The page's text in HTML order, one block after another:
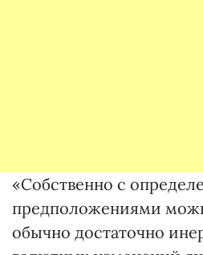
«Собственно с
предположениями
обычно достаточно